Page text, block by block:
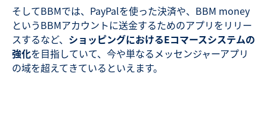
そしてBBMでは、PayPalを使った決済や、BBM money
というBBMアカウントに送金するためのアプリをリリー
スするなど、 ショッピングにおけるEコマースシステムの
強化を目指していて、今や単なるメッセンジャーアプリ
の域を超えてきているといえます。